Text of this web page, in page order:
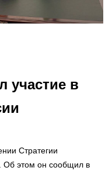
участие в
Стратегии
Об этом он сообщил в